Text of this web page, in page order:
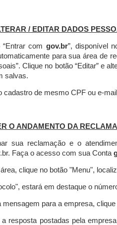
/ EDITAR DADOS
com gov.br”, disponível
para sua área de
Clique no botão “Editar” e
salvas.
cadastro de mesmo CPF ou e-
O ANDAMENTO DA
sua reclamação e o
Faça o acesso com sua Conta
clique no botão "Menu",
estará em destaque o
mensagem para a empresa,
resposta postadas pela